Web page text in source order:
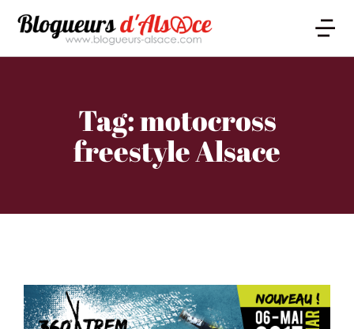
Tag: motocross
freestyle Alsace